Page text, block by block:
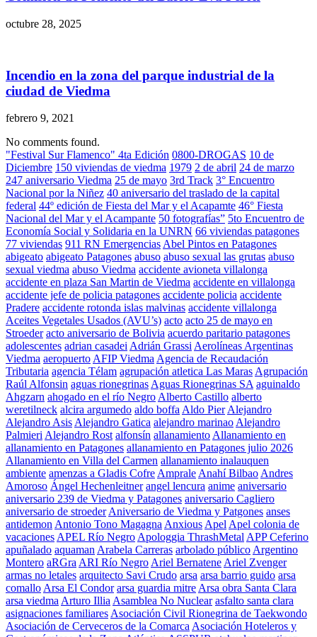
octubre 28, 2025
Incendio en la zona del parque industrial de la
ciudad de Viedma
febrero 9, 2021
No comments found.
"Festival Sur Flamenco" 4ta Edición 0800-DROGAS 10 de
Diciembre 150 viviendas de viedma 1979 2 de abril 24 de marzo
247 aniversario Viedma 25 de mayo 3rd Track 3° Encuentro
Nacional por la Niñez 40 aniversario del traslado de la capital
federal 44º edición de Fiesta del Mar y el Acapamte 46° Fiesta
Nacional del Mar y el Acampante 50 fotografías” 5to Encuentro de
Economía Social y Solidaria en la UNRN 66 viviendas patagones
77 viviendas 911 RN EmergenciasAbel Pintos en Patagones
abigeato abigeato Patagones abuso abuso sexual las grutas abuso
sexual viedma abuso Viedma accidente avioneta villalonga
accidente en plaza San Martin de Viedma accidente en villalonga
accidente jefe de policia patagones accidente policia accidente
Pradere accidente rotonda islas malvinas accidente villalonga
Aceites Vegetales Usados (AVU’s) acto acto 25 de mayo en
Stroeder acto aniversario de Bolivia acuerdo paritario patagones
adolescentes adrian casadeiAdrián GrassiAerolíneas Argentinas
Viedma aeropuertoAFIP ViedmaAgencia de Recaudación
Tributaria agencia Télam agrupación atletica Las MarasAgrupación
Raúl Alfonsin aguas rionegrinasAguas Rionegrinas SA aguinaldo
Ahgzarn ahogado en el río NegroAlberto Castillo alberto
weretilneck alcira argumedo aldo boffaAldo PierAlejandro
Alejandro AsisAlejandro Gatica alejandro marinaoAlejandro
PalmieriAlejandro Rost alfonsín allanamientoAllanamiento en
allanamiento en Patagones allanamiento en Patagones julio 2026
Allanamiento en Villa del Carmen allanamiento inalauquen
ambiente amenzas a Gladis CofreAmpraleAnahí BilbaoAndres
Amoroso Ángel Hechenleitner angel lencura anime aniversario
aniversario 239 de Viedma y Patagones aniversario Cagliero
aniversario de stroederAniversario de Viedma y Patgones anses
antidemonAntonio Tono MagagnaAnxiousApelApel colonia de
vacacionesAPEL Río NegroApologgia ThrashMetalAPP Ceferino
apuñalado aquamanArabela Carreras arbolado públicoArgentino
Montero aRGraARI Río NegroAriel BernateneAriel Zvenger
armas no letales arquitecto Savi Crudo arsa arsa barrio guido arsa
comalloArsa El Condor arsa guardia mitreArsa obra Santa Clara
arsa viedmaArturo IlliaAsamblea No Nuclear asfalto santa clara
asignaciones familiaresAsociación Civil Rionegrina de Taekwondo
Asociación de Cerveceros de la ComarcaAsociación Hoteleros y